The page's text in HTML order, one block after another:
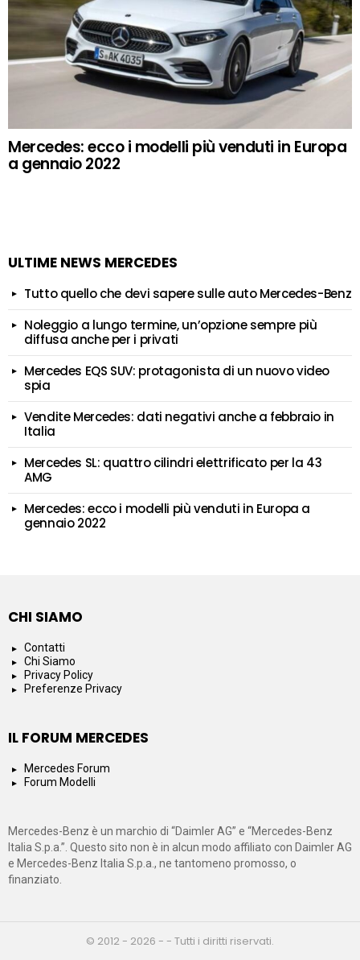
Mercedes: ecco i modelli più venduti in Europa
a gennaio 2022
ULTIME NEWS MERCEDES
Tutto quello che devi sapere sulle auto Mercedes-Benz
Noleggio a lungo termine, un’opzione sempre più
diffusa anche per i privati
Mercedes EQS SUV: protagonista di un nuovo video
spia
Vendite Mercedes: dati negativi anche a febbraio in
Italia
Mercedes SL: quattro cilindri elettrificato per la 43
AMG
Mercedes: ecco i modelli più venduti in Europa a
gennaio 2022
CHI SIAMO
Contatti
Chi Siamo
Privacy Policy
Preferenze Privacy
IL FORUM MERCEDES
Mercedes Forum
Forum Modelli
Mercedes-Benz è un marchio di “Daimler AG” e “Mercedes-Benz
Italia S.p.a.”. Questo sito non è in alcun modo affiliato con Daimler AG
e Mercedes-Benz Italia S.p.a., ne tantomeno promosso, o
finanziato.
© 2012 - 2026 - - Tutti i diritti riservati.